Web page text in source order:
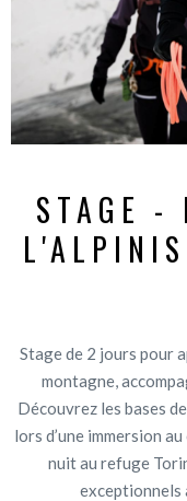
STAGE -
Stage de 2 jours pour
montagne,
Découvrez les bases
lors d’une immersion
nuit au refuge
exceptionnels